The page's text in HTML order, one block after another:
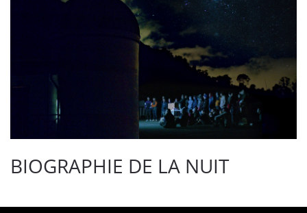
BIOGRAPHIE DE LA NUIT